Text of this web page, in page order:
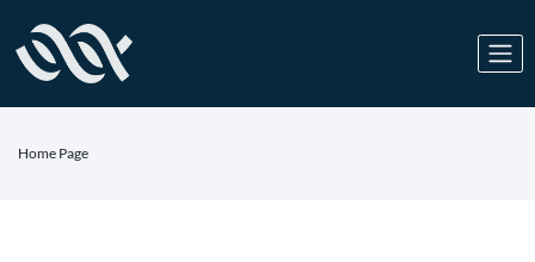
Home Page